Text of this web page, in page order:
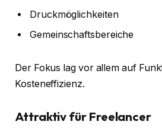
Druckmöglichkeiten
Gemeinschaftsbereiche
Der Fokus lag vor allem auf
Kosteneffizienz.
Attraktiv für Freelancer